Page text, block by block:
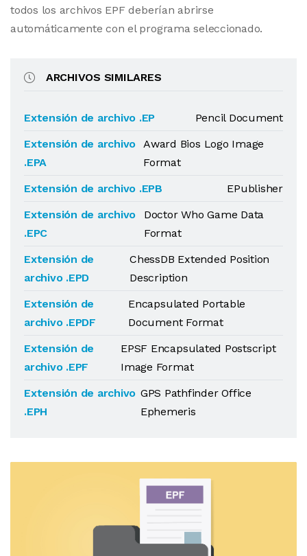
todos los archivos EPF deberían abrirse
automáticamente con el programa seleccionado.
ARCHIVOS SIMILARES
Extensión de archivo .EP
Pencil Document
Extensión de archivo
.EPA
Award Bios Logo Image
Format
Extensión de archivo .EPB
EPublisher
Extensión de archivo
.EPC
Doctor Who Game Data
Format
Extensión de
archivo .EPD
ChessDB Extended Position
Description
Extensión de
archivo .EPDF
Encapsulated Portable
Document Format
Extensión de
archivo .EPF
EPSF Encapsulated Postscript
Image Format
Extensión de archivo
.EPH
GPS Pathfinder Office
Ephemeris